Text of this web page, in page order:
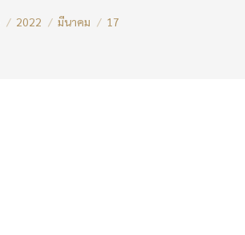
2022 มีนาคม 17